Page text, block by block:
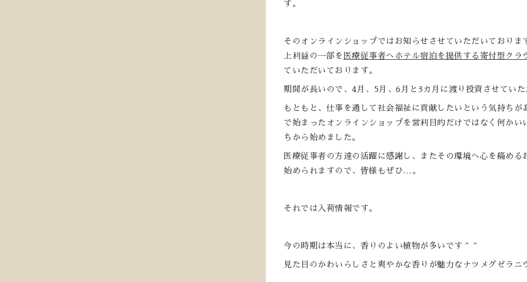
す。
そのオンラインショップではお知らせさせていただいておりま
上利益の一部を 医療従事者へホテル宿泊を提供する寄付型クラ
ていただいております。
期間が長いので、4月、5月、6月と3カ月に渡り投資させてい
もともと、仕事を通して社会福祉に貢献したいという気持ちが
で始まったオンラインショップを営利目的だけではなく何かい
ちから始めました。
医療従事者の方達の活躍に感謝し、またその環境へ心を痛め
始められますので、皆様もぜひ…。
それでは入荷情報です。
今の時期は本当に、香りのよい植物が多いです＾＾
見た目のかわいらしさと爽やかな香りが魅力なナツメグゼラニ